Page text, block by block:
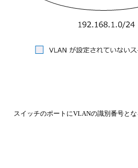
スイッチのポートにVLANの識別番号とな